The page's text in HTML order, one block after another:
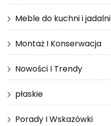
Meble do kuchni i jadalni
Montaż I Konserwacja
Nowości I Trendy
płaskie
Porady I Wskazówki